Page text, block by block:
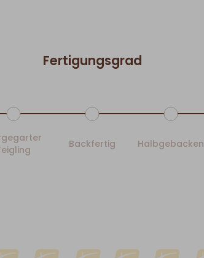
Fertigungsgrad
Backfertig Halbgebacken